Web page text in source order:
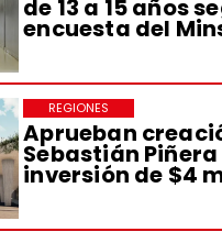
de 13 a 15 años
encuesta del
Aprueban
Sebastián
inversión de $4
REGIONES